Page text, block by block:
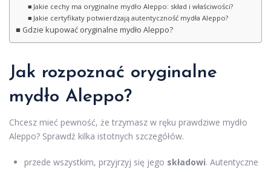
Jakie cechy ma oryginalne mydło Aleppo: skład i właściwości?
Jakie certyfikaty potwierdzają autentyczność mydła Aleppo?
Gdzie kupować oryginalne mydło Aleppo?
Jak rozpoznać oryginalne
mydło Aleppo?
Chcesz mieć pewność, że trzymasz w ręku prawdziwe mydło
Aleppo? Sprawdź kilka istotnych szczegółów.
przede wszystkim, przyjrzyj się jego składowi. Autentyczne